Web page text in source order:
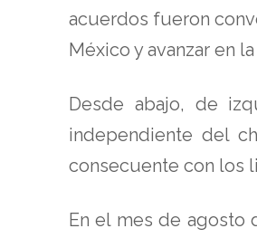
acuerdos fueron
México y avanzar en
Desde abajo, de
independiente del
consecuente con los
En el mes de agosto